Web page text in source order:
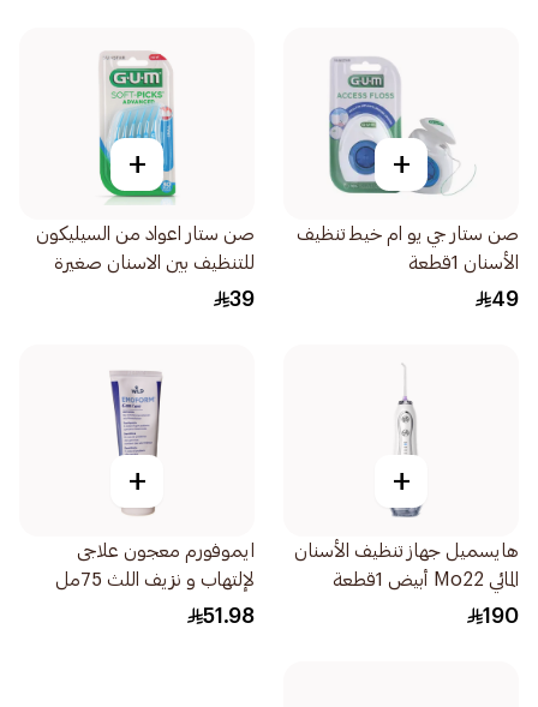
+
صن ستار جي يو ام خيط تنظيف
الأسنان 1قطعة
49
+
صن ستار اعواد من السيليكون
للتنظيف بين الاسنان صغيرة
30قطعة
39
+
هايسميل جهاز تنظيف الأسنان
المائي Mo22 أبيض 1قطعة
190
+
ايموفورم معجون علاجى
لإلتهاب و نزيف اللث 75مل
51.98